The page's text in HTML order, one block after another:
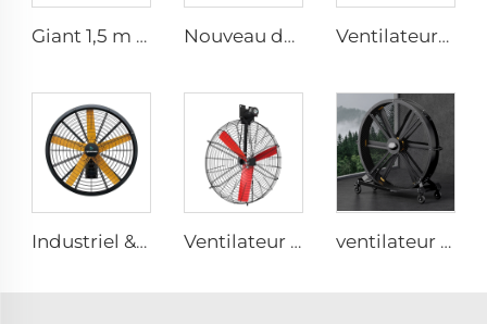
Giant 1,5 m IE5 Ventilateur industriel à eau Haute Efficacité HLVS, ventilation portable avec brumisation Nouveau design 35 pouces 0,9 m Ajustez le ventilateur mural de pulvérisation gauche et droite Pulvérisateur ventilateur industriel ventilateurs à brume Ventilateurs industriels à haute vitesse fixés au mur de grande qualité avec moteur 220V pour usines, restaurants, fermes et hôtels
Industriel & Commercial Grande Vitesse 0,9m 1,2m Ventilateur Murale Grand Modèle Ventilateur d'étable pour le confort des vaches, ventilation et refroidissement industriel, ventilateur suspendu ventilateur de sol silencieux sur pied 220V 2000mm Aluminium, diamètre 80 pouces